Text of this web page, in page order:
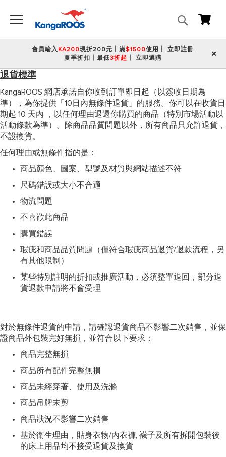
搜
我
會員輸入KA200現折200元丨滿$1500使用丨
立即註冊
夏季折扣丨最低3折起 立即選購
退貨標準
KangaROOS 網店承諾自你收到訂單即日起（以簽收日期為
準），為你提供「10日內無條件退貨」的服務。你可以在收貨日
期起 10 天內 ，以任何理由退還你購買的商品（特別市場活動以
活動條款為準）。除商品品質問題以外，所有商品只允許退貨，
不設換貨。
任何理由或無條件指的是：
商品顏色、圖案、型號及材質與網站描述不符
尺碼錯誤或大小不合適
物流問題
不喜歡此商品
購買錯誤
瑕疵和商品品質問題（僅符合瑕疵商品退貨/退款流程，另
有其他限制）
某些特別註明的折扣或推廣活動，必須整單退回，部分退
貨退款申請將不會受理
對於無條件退貨的申請，請確認退貨商品不影響二次銷售，並保
證商品外包裝完好無損，並符合以下要求：
商品完整無損
商品所有配件完整無損
商品未經穿著、使用及洗滌
商品吊牌未剪
商品狀況不影響二次銷售
基於衛生理由，貼身衣物/內衣褲, 襪子及所有拆開包裝後
的床上用品均不接受退貨及換貨